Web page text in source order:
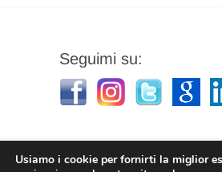
Seguimi su:
Usiamo i cookie per fornirti la miglior